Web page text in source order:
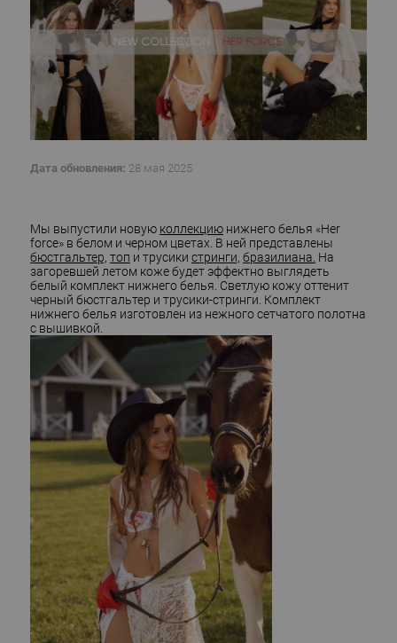
Дата обновления: 28 мая 2025
Мы выпустили новую коллекцию нижнего белья «Her
force» в белом и черном цветах. В ней представлены
бюстгальтер, топ и трусики стринги, бразилиана. На
загоревшей летом коже будет эффектно выглядеть
белый комплект нижнего белья. Светлую кожу оттенит
черный бюстгальтер и трусики-стринги. Комплект
нижнего белья изготовлен из нежного сетчатого полотна
с вышивкой.